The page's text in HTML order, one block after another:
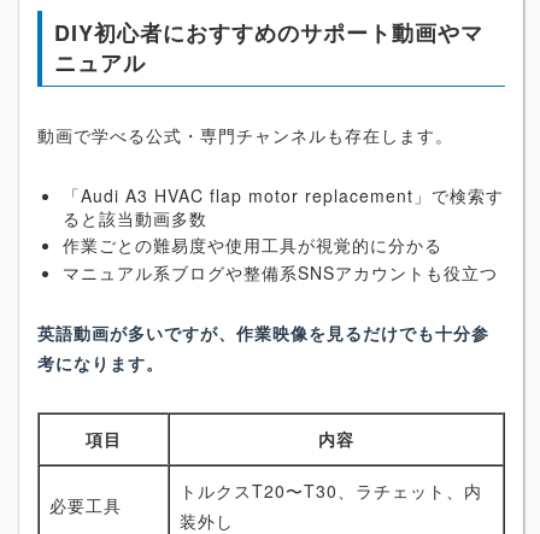
DIY初心者におすすめのサポート動画やマ
ニュアル
動画で学べる公式・専門チャンネルも存在します。
「Audi A3 HVAC flap motor replacement」で検索す
ると該当動画多数
作業ごとの難易度や使用工具が視覚的に分かる
マニュアル系ブログや整備系SNSアカウントも役立つ
英語動画が多いですが、作業映像を見るだけでも十分参
考になります。
項目 内容
必要工具
トルクスT20〜T30、ラチェット、内
装外し